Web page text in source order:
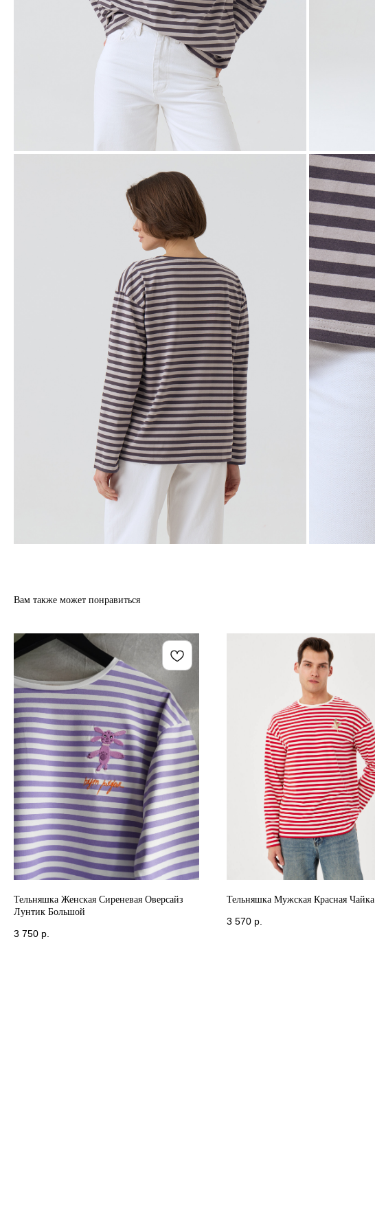
Вам также может понравиться
Тельняшка Женская Сиреневая Оверсайз
Лунтик Большой
3 750 р.
Тельняшка Мужская Красная Чайка
3 570 р.